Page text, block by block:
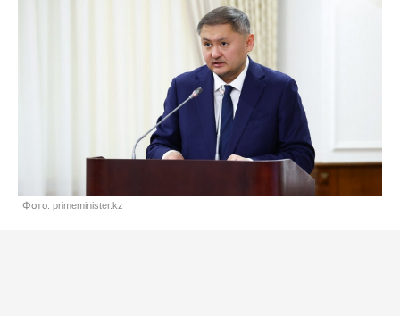
Фото: primeminister.kz